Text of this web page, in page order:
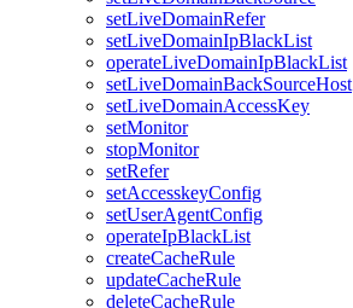
setLiveDomainRefer
setLiveDomainIpBlackList
operateLiveDomainIpBlackList
setLiveDomainBackSourceHost
setLiveDomainAccessKey
setMonitor
stopMonitor
setRefer
setAccesskeyConfig
setUserAgentConfig
operateIpBlackList
createCacheRule
updateCacheRule
deleteCacheRule